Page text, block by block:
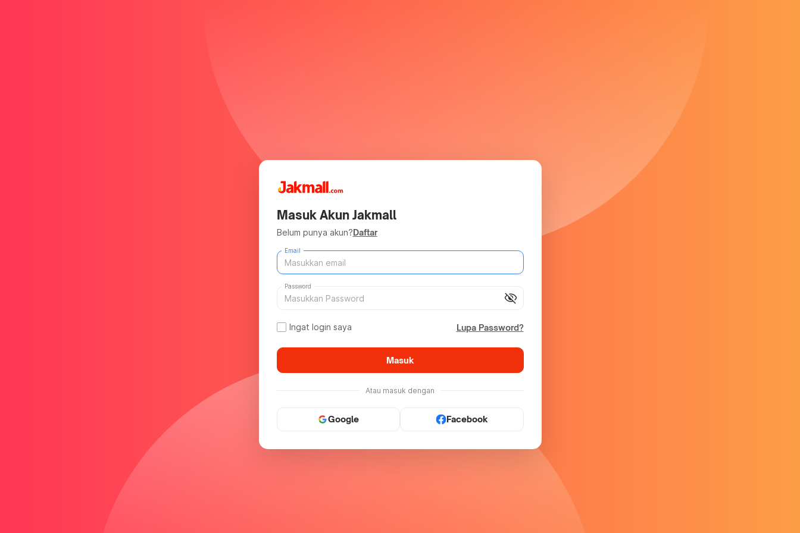
Masuk Akun Jakmall
Belum punya akun?Daftar
Email
visibility_off
Password
Ingat login saya Lupa Password?
Masuk
Atau masuk dengan
Google Facebook